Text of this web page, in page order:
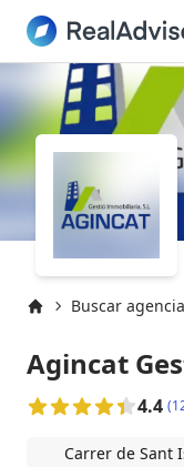
Buscar agencia
Agincat
4.4
Carrer de Sant